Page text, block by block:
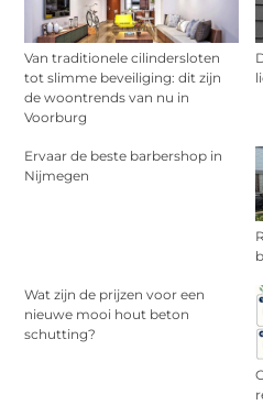
Van traditionele cilindersloten
tot slimme beveiliging: dit zijn
de woontrends van nu in
Voorburg
Ervaar de beste barbershop in
Nijmegen
Wat zijn de prijzen voor een
nieuwe mooi hout beton
schutting?